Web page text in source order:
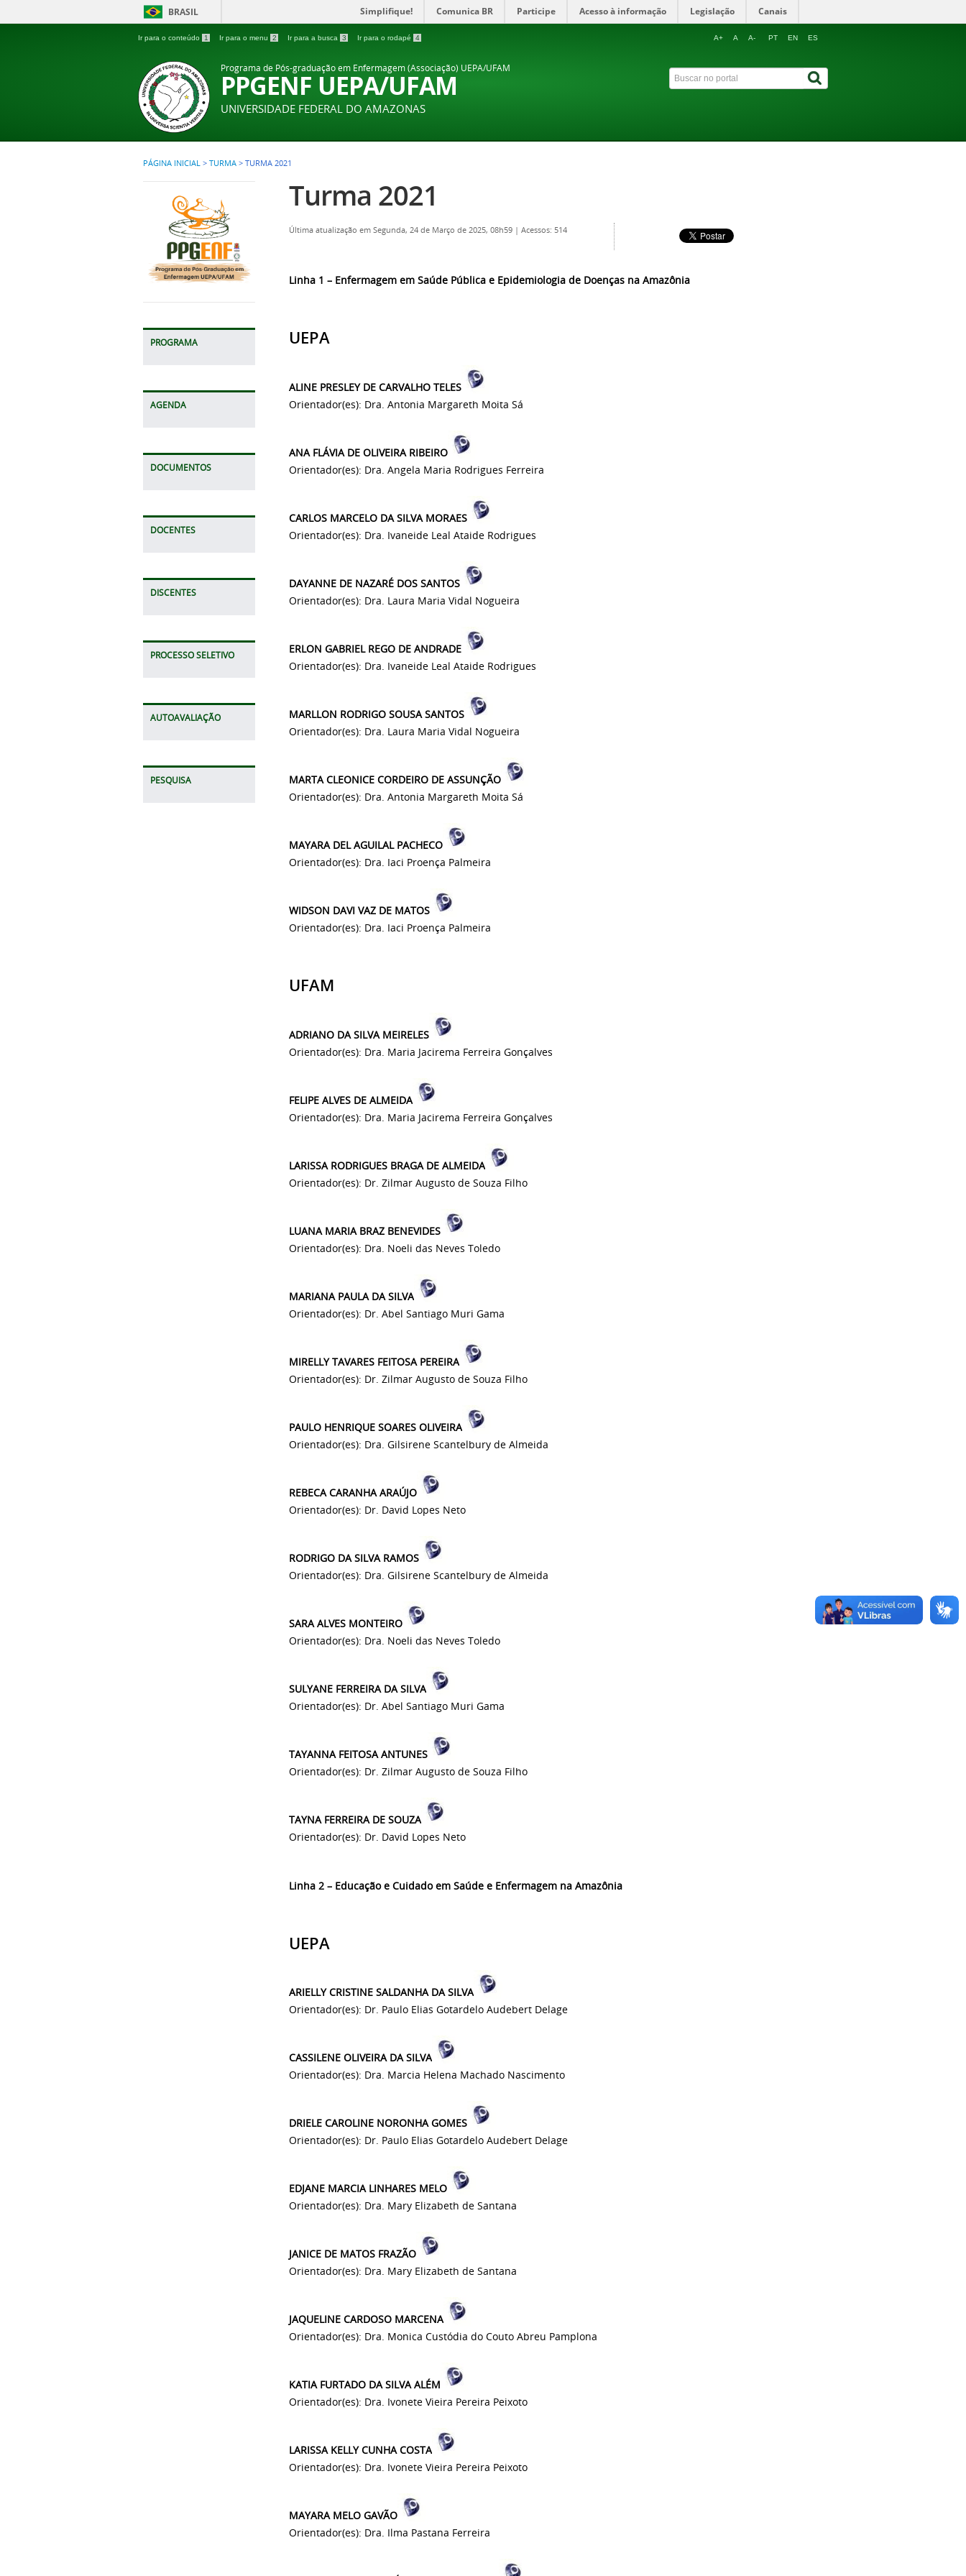
BRASIL Simplifique! Comunica BR Participe Acesso à informação Legislação Canais
Ir para o conteúdo 1 Ir para o menu 2 Ir para a busca 3 Ir para o rodapé 4 A+ A A- PT EN ES
Programa de Pós-graduação em Enfermagem (Associação) UEPA/UFAM
PPGENF UEPA/UFAM
UNIVERSIDADE FEDERAL DO AMAZONAS
PÁGINA INICIAL > TURMA > TURMA 2021
PROGRAMA
AGENDA
DOCUMENTOS
DOCENTES
DISCENTES
PROCESSO SELETIVO
AUTOAVALIAÇÃO
PESQUISA
Turma 2021
Última atualização em Segunda, 24 de Março de 2025, 08h59 | Acessos: 514
Linha 1 – Enfermagem em Saúde Pública e Epidemiologia de Doenças na Amazônia
UEPA
ALINE PRESLEY DE CARVALHO TELES
Orientador(es): Dra. Antonia Margareth Moita Sá
ANA FLÁVIA DE OLIVEIRA RIBEIRO
Orientador(es): Dra. Angela Maria Rodrigues Ferreira
CARLOS MARCELO DA SILVA MORAES
Orientador(es): Dra. Ivaneide Leal Ataide Rodrigues
DAYANNE DE NAZARÉ DOS SANTOS
Orientador(es): Dra. Laura Maria Vidal Nogueira
ERLON GABRIEL REGO DE ANDRADE
Orientador(es): Dra. Ivaneide Leal Ataide Rodrigues
MARLLON RODRIGO SOUSA SANTOS
Orientador(es): Dra. Laura Maria Vidal Nogueira
MARTA CLEONICE CORDEIRO DE ASSUNÇÃO
Orientador(es): Dra. Antonia Margareth Moita Sá
MAYARA DEL AGUILAL PACHECO
Orientador(es): Dra. Iaci Proença Palmeira
WIDSON DAVI VAZ DE MATOS
Orientador(es): Dra. Iaci Proença Palmeira
UFAM
ADRIANO DA SILVA MEIRELES
Orientador(es): Dra. Maria Jacirema Ferreira Gonçalves
FELIPE ALVES DE ALMEIDA
Orientador(es): Dra. Maria Jacirema Ferreira Gonçalves
LARISSA RODRIGUES BRAGA DE ALMEIDA
Orientador(es): Dr. Zilmar Augusto de Souza Filho
LUANA MARIA BRAZ BENEVIDES
Orientador(es): Dra. Noeli das Neves Toledo
MARIANA PAULA DA SILVA
Orientador(es): Dr. Abel Santiago Muri Gama
MIRELLY TAVARES FEITOSA PEREIRA
Orientador(es): Dr. Zilmar Augusto de Souza Filho
PAULO HENRIQUE SOARES OLIVEIRA
Orientador(es): Dra. Gilsirene Scantelbury de Almeida
REBECA CARANHA ARAÚJO
Orientador(es): Dr. David Lopes Neto
RODRIGO DA SILVA RAMOS
Orientador(es): Dra. Gilsirene Scantelbury de Almeida
SARA ALVES MONTEIRO
Orientador(es): Dra. Noeli das Neves Toledo
SULYANE FERREIRA DA SILVA
Orientador(es): Dr. Abel Santiago Muri Gama
TAYANNA FEITOSA ANTUNES
Orientador(es): Dr. Zilmar Augusto de Souza Filho
TAYNA FERREIRA DE SOUZA
Orientador(es): Dr. David Lopes Neto
Linha 2 – Educação e Cuidado em Saúde e Enfermagem na Amazônia
UEPA
ARIELLY CRISTINE SALDANHA DA SILVA
Orientador(es): Dr. Paulo Elias Gotardelo Audebert Delage
CASSILENE OLIVEIRA DA SILVA
Orientador(es): Dra. Marcia Helena Machado Nascimento
DRIELE CAROLINE NORONHA GOMES
Orientador(es): Dr. Paulo Elias Gotardelo Audebert Delage
EDJANE MARCIA LINHARES MELO
Orientador(es): Dra. Mary Elizabeth de Santana
JANICE DE MATOS FRAZÃO
Orientador(es): Dra. Mary Elizabeth de Santana
JAQUELINE CARDOSO MARCENA
Orientador(es): Dra. Monica Custódia do Couto Abreu Pamplona
KATIA FURTADO DA SILVA ALÉM
Orientador(es): Dra. Ivonete Vieira Pereira Peixoto
LARISSA KELLY CUNHA COSTA
Orientador(es): Dra. Ivonete Vieira Pereira Peixoto
MAYARA MELO GAVÃO
Orientador(es): Dra. Ilma Pastana Ferreira